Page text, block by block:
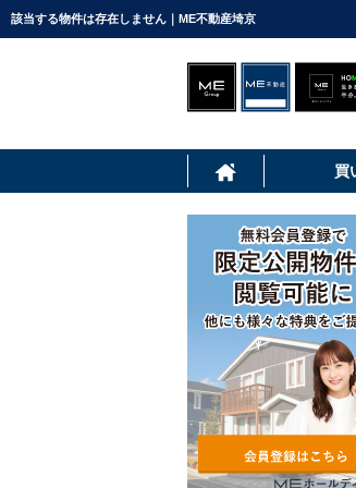
該当する物件は存在しません｜ME不動産埼京
買